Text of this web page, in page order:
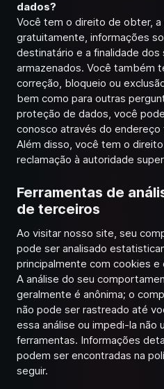
dados?
Você tem o direito de obter,
gratuitamente, informações
destinatário e a finalidade
armazenados. Você também
correção, bloqueio ou
bem como para outras
proteção de dados, você
conosco através do endereço
Além disso, você tem o
reclamação à autoridade
Ferramentas de
de terceiros
Ao visitar nosso site, seu
pode ser analisado
principalmente com cookies e
A análise do seu
geralmente é anônima; o
não pode ser rastreado até
essa análise ou impedi-la não
ferramentas. Informações
podem ser encontradas na
seguir.